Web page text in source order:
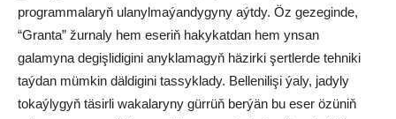
programmalaryň ulanylmaýandygyny aýtdy. Öz gezeginde,
“Granta” žurnaly hem eseriň hakykatdan hem ynsan
galamyna degişlidigini anyklamagyň häzirki şertlerde tehniki
taýdan mümkin däldigini tassyklady. Bellenilişi ýaly, jadyly
tokaýlygyň täsirli wakalaryny gürrüň berýän bu eser özüniň